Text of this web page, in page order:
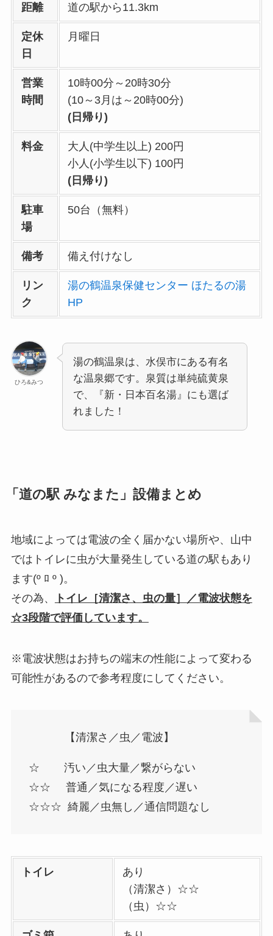
距離 道の駅から11.3km
定休
日
月曜日
営業
時間
10時00分～20時30分
(10～3月は～20時00分)
(日帰り)
料金
大人(中学生以上) 200円
小人(小学生以下) 100円
(日帰り)
駐車
場
50台（無料）
備考 備え付けなし
リン
ク
湯の鶴温泉保健センター ほたるの湯
HP
ひろ&みつ
湯の鶴温泉は、水俣市にある有名
な温泉郷です。泉質は単純硫黄泉
で、『新・日本百名湯』にも選ば
れました！
「道の駅 みなまた」設備まとめ
地域によっては電波の全く届かない場所や、山中
ではトイレに虫が大量発生している道の駅もあり
ます(º ﾛ º )。
その為、
トイレ［清潔さ、虫の量］／電波状態を
☆3段階で評価しています。
※電波状態はお持ちの端末の性能によって変わる
可能性があるので参考程度にしてください。
【清潔さ／虫／電波】
☆ 汚い／虫大量／繋がらない
☆☆ 普通／気になる程度／遅い
☆☆☆ 綺麗／虫無し／通信問題なし
トイレ
あり
（清潔さ）☆☆
（虫）☆☆